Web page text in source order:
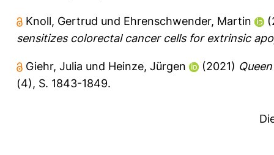
Knoll, Gertrud und Ehrenschwender, Martin
sensitizes colorectal cancer cells for extrinsic
Giehr, Julia und Heinze, Jürgen (2021)
(4), S. 1843-1849.